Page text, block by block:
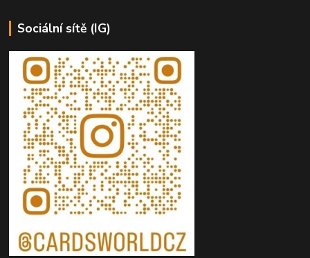
Sociální sítě (IG)